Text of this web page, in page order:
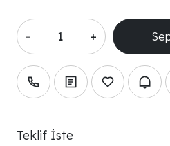
- +
Teklif İste